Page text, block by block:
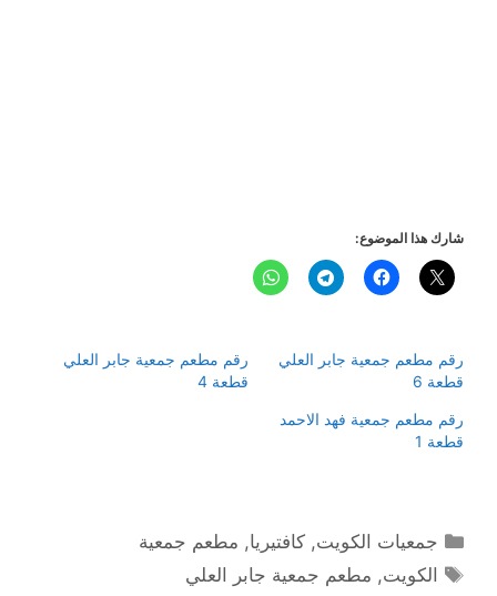
شارك هذا الموضوع:
رقم مطعم جمعية جابر العلي
قطعة 6
رقم مطعم جمعية جابر العلي
قطعة 4
رقم مطعم جمعية فهد الاحمد
قطعة 1
التصنيفات
جمعيات الكويت,كافتيريا, مطعم جمعية
الوسوم
الكويت, مطعم جمعية جابر العلي